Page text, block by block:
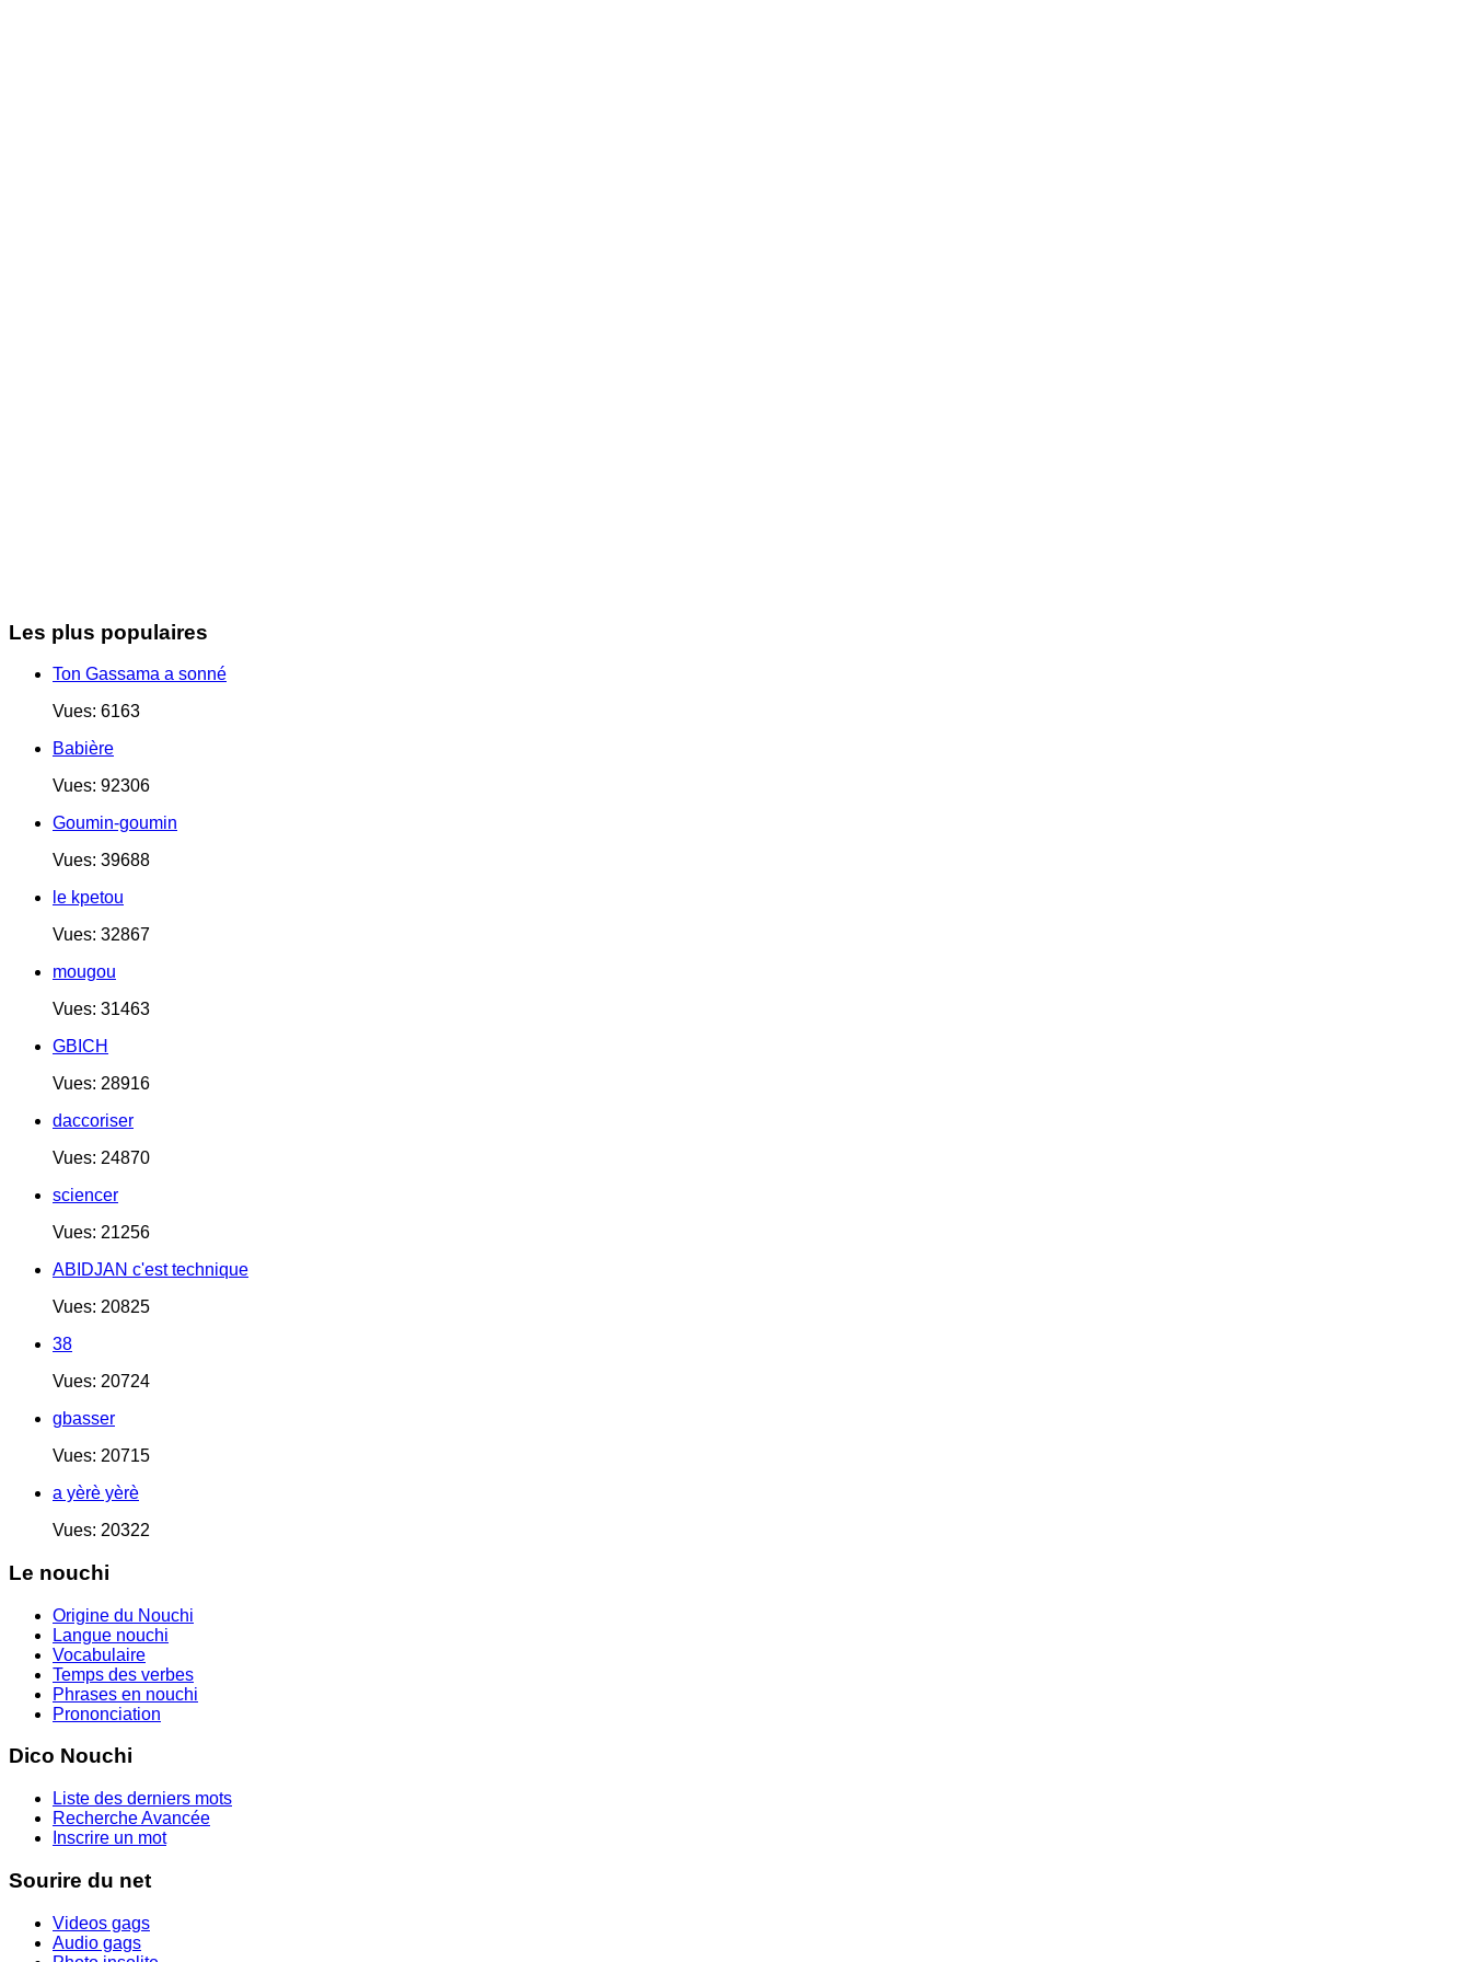
Les plus populaires
Ton Gassama a sonné
Vues: 6163
Babière
Vues: 92306
Goumin-goumin
Vues: 39688
le kpetou
Vues: 32867
mougou
Vues: 31463
GBICH
Vues: 28916
daccoriser
Vues: 24870
sciencer
Vues: 21256
ABIDJAN c'est technique
Vues: 20825
38
Vues: 20724
gbasser
Vues: 20715
a yèrè yèrè
Vues: 20322
Le nouchi
Origine du Nouchi
Langue nouchi
Vocabulaire
Temps des verbes
Phrases en nouchi
Prononciation
Dico Nouchi
Liste des derniers mots
Recherche Avancée
Inscrire un mot
Sourire du net
Videos gags
Audio gags